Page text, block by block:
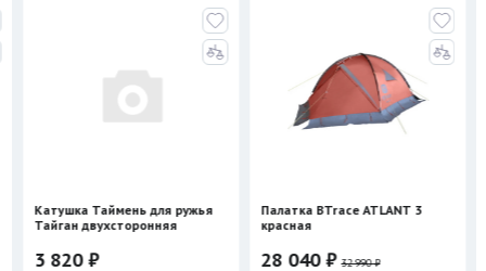
для ружья
Палатка BTrace ATLANT 3
красная
32 990 ₽
Куртка